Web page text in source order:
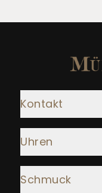
Kontakt
Adresse:
93047
Uhren
Rolex
Schmuck